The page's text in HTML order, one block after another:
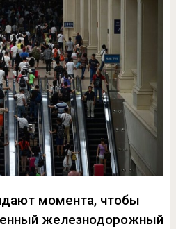
момента, чтобы
железнодорожный